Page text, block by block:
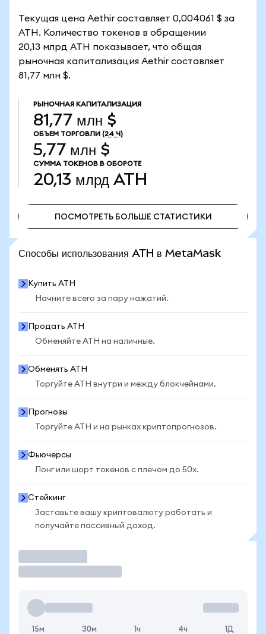
Текущая цена Aethir составляет 0,004061 $ за
ATH. Количество токенов в обращении
20,13 млрд ATH показывает, что общая
рыночная капитализация Aethir составляет
81,77 млн $.
РЫНОЧНАЯ КАПИТАЛИЗАЦИЯ
81,77 млн $
ОБЪЕМ ТОРГОВЛИ (24 Ч)
5,77 млн $
СУММА ТОКЕНОВ В ОБОРОТЕ
20,13 млрд ATH
ПОСМОТРЕТЬ БОЛЬШЕ СТАТИСТИКИ
Способы использования ATH в MetaMask
Купить ATH
Начните всего за пару нажатий.
Продать ATH
Обменяйте ATH на наличные.
Обменять ATH
Торгуйте ATH внутри и между блокчейнами.
Прогнозы
Торгуйте ATH и на рынках криптопрогнозов.
Фьючерсы
Лонг или шорт токенов с плечом до 50x.
Стейкинг
Заставьте вашу криптовалюту работать и
получайте пассивный доход.
15м 30м 1ч 4ч 1Д